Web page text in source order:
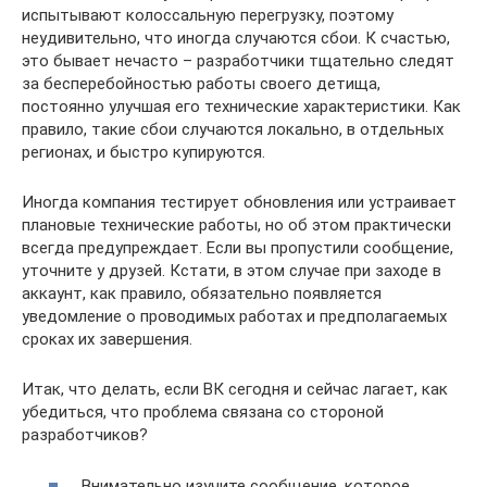
испытывают колоссальную перегрузку, поэтому
неудивительно, что иногда случаются сбои. К счастью,
это бывает нечасто – разработчики тщательно следят
за бесперебойностью работы своего детища,
постоянно улучшая его технические характеристики. Как
правило, такие сбои случаются локально, в отдельных
регионах, и быстро купируются.
Иногда компания тестирует обновления или устраивает
плановые технические работы, но об этом практически
всегда предупреждает. Если вы пропустили сообщение,
уточните у друзей. Кстати, в этом случае при заходе в
аккаунт, как правило, обязательно появляется
уведомление о проводимых работах и предполагаемых
сроках их завершения.
Итак, что делать, если ВК сегодня и сейчас лагает, как
убедиться, что проблема связана со стороной
разработчиков?